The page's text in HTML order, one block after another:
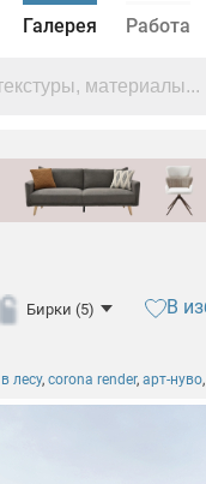
Галерея Работа
Бирки (5) В
лесу, corona render, арт-нуво